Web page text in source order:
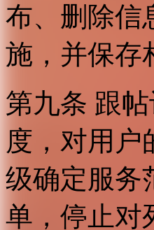
布、删除信
施，并保存
第九条 跟
度，对用户
级确定服务
单，停止对